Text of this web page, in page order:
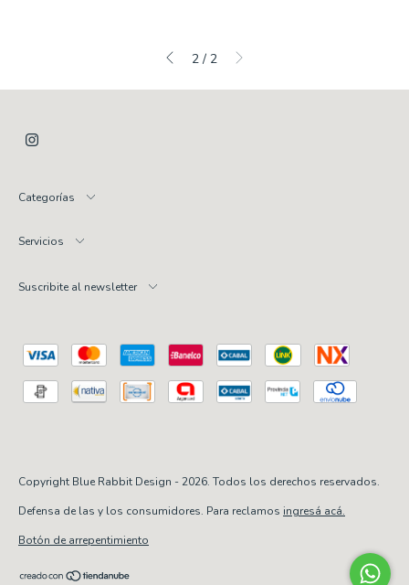
2 / 2
Categorías
Servicios
Suscribite al newsletter
Copyright Blue Rabbit Design - 2026. Todos los derechos reservados.
Defensa de las y los consumidores. Para reclamos ingresá acá.
Botón de arrepentimiento